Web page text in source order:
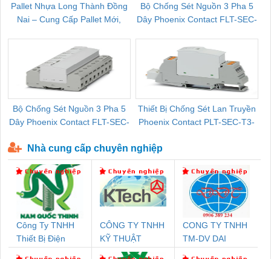
Pallet Nhựa Long Thành Đồng
Nai – Cung Cấp Pallet Mới,
Bộ Chống Sét Nguồn 3 Pha 5
Dây Phoenix Contact FLT-SEC-
Bộ Chống Sét Nguồn 3 Pha 5
Dây Phoenix Contact FLT-SEC-
Thiết Bị Chống Sét Lan Truyền
Phoenix Contact PLT-SEC-T3-
Nhà cung cấp chuyên nghiệp
Công Ty TNHH
Thiết Bị Điện
CÔNG TY TNHH
KỸ THUẬT
KTECH VIỆT
CONG TY TNHH
TM-DV DAI